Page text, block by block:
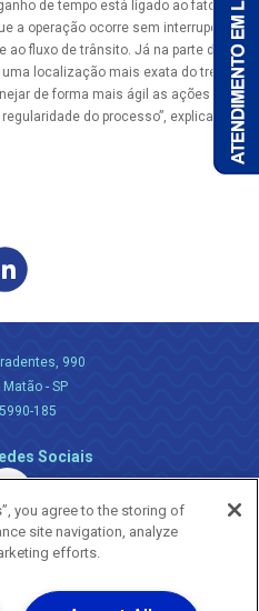
de tempo está ligado ao fato do
a operação ocorre sem interrupções
fluxo de trânsito. Já na parte de
localização mais exata do trecho
de forma mais ágil as ações
do processo”, explica o
990
- SP
185
Sociais
you agree to the storing of
site navigation, analyze
efforts.